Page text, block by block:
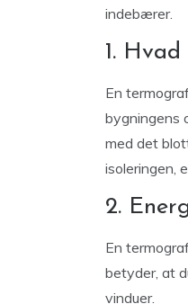
indebærer.
1.
En
bygningens
med det
isoleringen,
2.
En
betyder, at
vinduer.